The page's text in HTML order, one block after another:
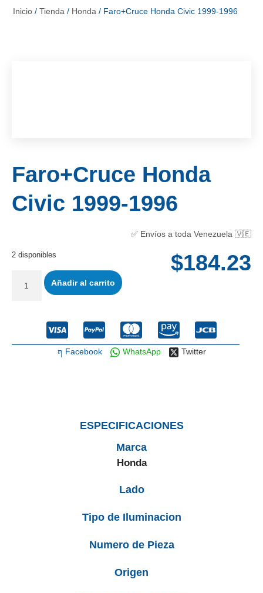
Inicio / Tienda / Honda / Faro+Cruce Honda Civic 1999-1996
Faro+Cruce Honda
Civic 1999-1996
✅ Envíos a toda Venezuela 🇻🇪
$184.23
2 disponibles
Añadir al carrito
Facebook WhatsApp Twitter
ESPECIFICACIONES
Marca
Honda
Lado
Tipo de Iluminacion
Numero de Pieza
Origen